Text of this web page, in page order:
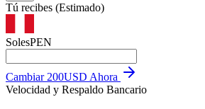
Tú recibes (Estimado)
SolesPEN
Cambiar 200USD Ahora
Velocidad y Respaldo Bancario